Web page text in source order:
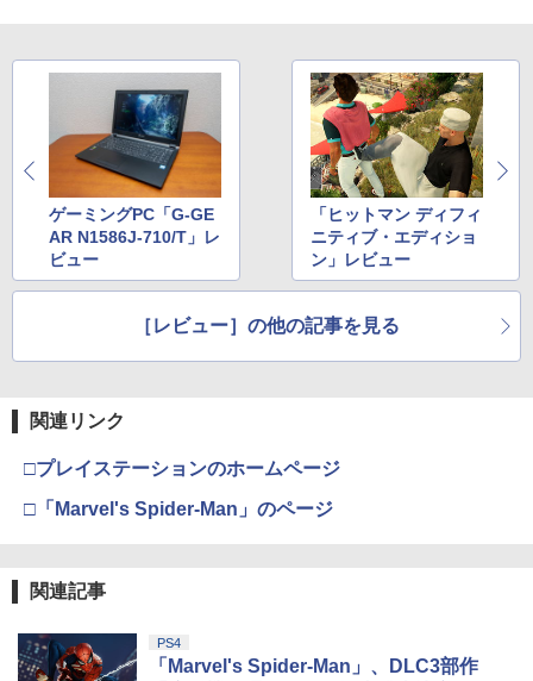
ゲーミングPC「G-GE
AR N1586J-710/T」レ
ビュー
「ヒットマン ディフィ
ニティブ・エディショ
ン」レビュー
［レビュー］の他の記事を見る
関連リンク
□プレイステーションのホームページ
□「Marvel's Spider-Man」のページ
関連記事
PS4
「Marvel's Spider-Man」、DLC3部作